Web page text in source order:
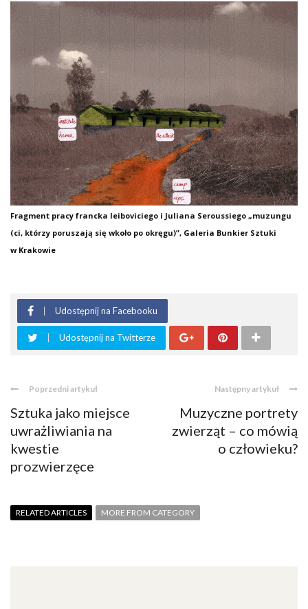
Fragment pracy francka leiboviciego i Juliana Seroussiego „muzungu
(ci, którzy poruszają się wkoło po okręgu)”, Galeria Bunkier Sztuki
w Krakowie
Udostępnij na Facebooku
Udostępnij na Twitterze
Poprzedni artykuł
Sztuka jako miejsce
uwrażliwiania na
kwestie
prozwierzęce
Następny artykuł
Muzyczne portrety
zwierząt – co mówią
o człowieku?
RELATED ARTICLES MORE FROM CATEGORY